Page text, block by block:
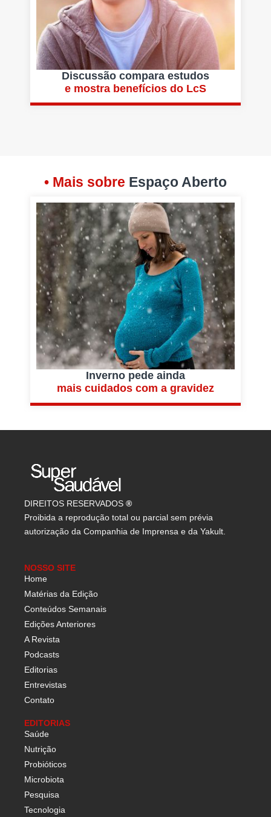
Discussão compara estudos
e mostra benefícios do LcS
• Mais sobre Espaço Aberto
Inverno pede ainda
mais cuidados com a gravidez
DIREITOS RESERVADOS ®
Proibida a reprodução total ou parcial sem prévia
autorização da Companhia de Imprensa e da Yakult.
NOSSO SITE
Home
Matérias da Edição
Conteúdos Semanais
Edições Anteriores
A Revista
Podcasts
Editorias
Entrevistas
Contato
EDITORIAS
Saúde
Nutrição
Probióticos
Microbiota
Pesquisa
Tecnologia